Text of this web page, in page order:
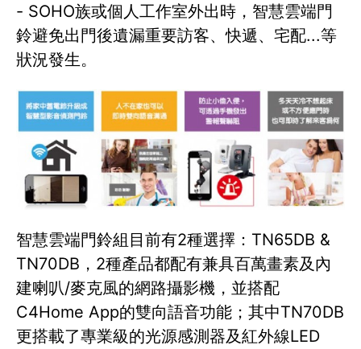
- SOHO族或個人工作室外出時，智慧雲端門
鈴避免出門後遺漏重要訪客、快遞、宅配...等
狀況發生。
智慧雲端門鈴組目前有2種選擇：TN65DB &
TN70DB，2種產品都配有兼具百萬畫素及內
建喇叭/麥克風的網路攝影機，並搭配
C4Home App的雙向語音功能；其中TN70DB
更搭載了專業級的光源感測器及紅外線LED